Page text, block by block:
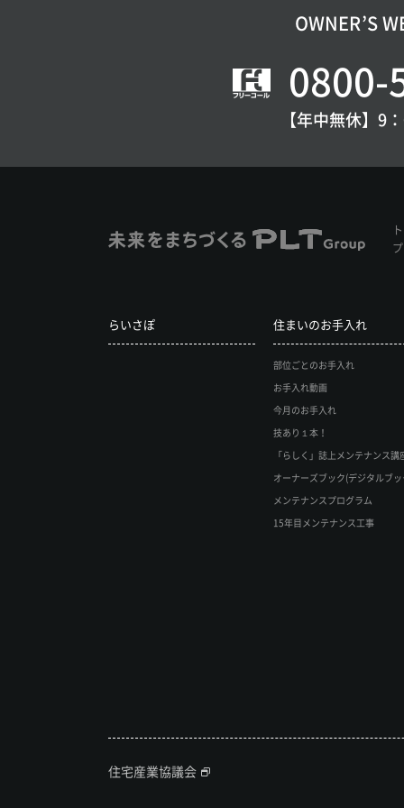
OWNER’S
0800-
【年中無休】9
らいさぽ 住まいのお手入れ
部位ごとのお手入れ
お手入れ動画
今月のお手入れ
技あり１本！
「らしく」誌上メンテナンス講
オーナーズブック(デジタルブッ
メンテナンスプログラム
15年目メンテナンス工事
住宅産業協議会